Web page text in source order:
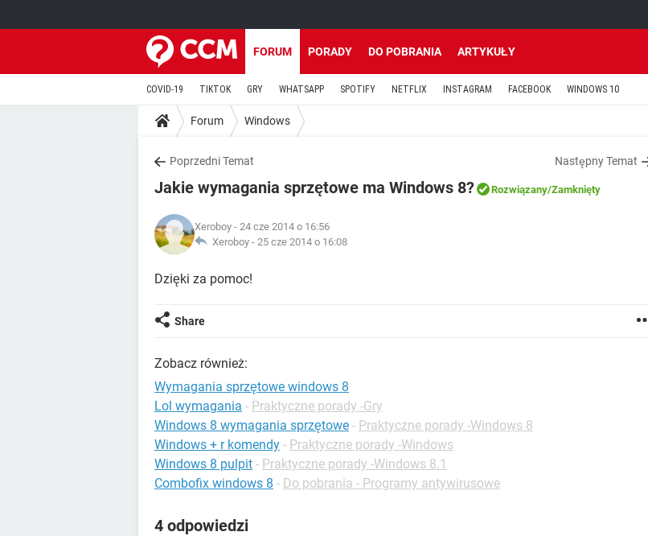
FORUM PORADY DO POBRANIA ARTYKUŁY
COVID-19 TIKTOK GRY WHATSAPP SPOTIFY NETFLIX INSTAGRAM FACEBOOK WINDOWS 10
Forum Windows
Poprzedni Temat Następny Temat
Jakie wymagania sprzętowe ma Windows 8? Rozwiązany/Zamknięty
Xeroboy - 24 cze 2014 o 16:56
Xeroboy - 25 cze 2014 o 16:08
Dzięki za pomoc!
Share
Zobacz również:
Wymagania sprzętowe windows 8
Lol wymagania - Praktyczne porady -Gry
Windows 8 wymagania sprzętowe - Praktyczne porady -Windows 8
Windows + r komendy - Praktyczne porady -Windows
Windows 8 pulpit - Praktyczne porady -Windows 8.1
Combofix windows 8 - Do pobrania - Programy antywirusowe
4 odpowiedzi